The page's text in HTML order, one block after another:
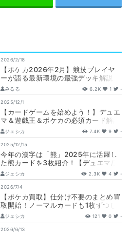
2026/2/18
【ポケカ2026年2月】競技プレイヤ
ーが語る最新環境の最強デッキ解説
【CL福岡直前/ポケモンカードゲー
ム】
みるる 6.2K 1 -
2025/12/1
【カードゲームを始めよう！】デュエ
マ＆遊戯王＆ポケカの必須カード解説
とおすすめデッキ紹介【参考価格あ
り】【20…
ジェシカ 7.4K 9 -
2025/12/15
今年の漢字は「熊」2025年に活躍し
た熊カードを3枚紹介！【デュエマ/遊
戯王/ポケカ】
ジェシカ 2.3K 4 -
2026/7/4
【ポケカ買取】仕分け不要のまとめ買
取開始！ノーマルカードも1枚ずつし
っかり査定します！【カーナベル】
ジェシカ 121 0 -
2026/6/13